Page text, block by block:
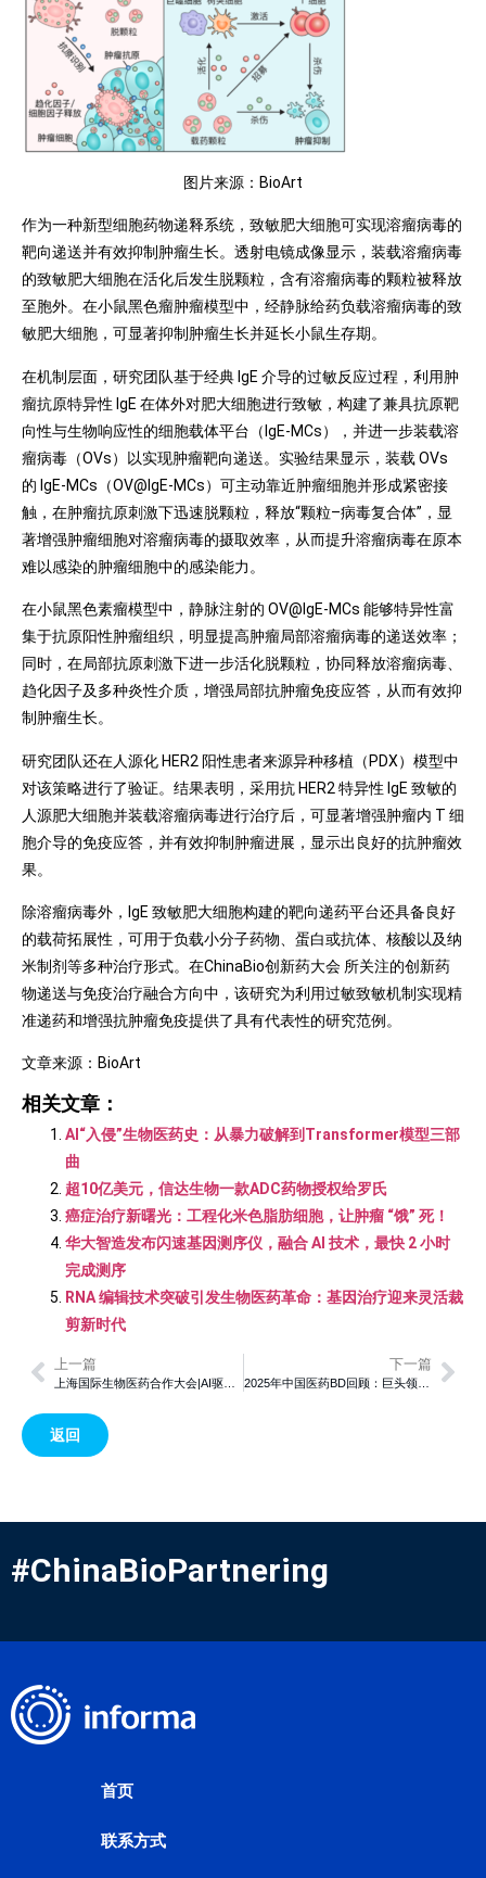
图片来源：BioArt
作为一种新型细胞药物递释系统，致敏肥大细胞可实现溶瘤病毒的
靶向递送并有效抑制肿瘤生长。透射电镜成像显示，装载溶瘤病毒
的致敏肥大细胞在活化后发生脱颗粒，含有溶瘤病毒的颗粒被释放
至胞外。在小鼠黑色瘤肿瘤模型中，经静脉给药负载溶瘤病毒的致
敏肥大细胞，可显著抑制肿瘤生长并延长小鼠生存期。
在机制层面，研究团队基于经典 IgE 介导的过敏反应过程，利用肿
瘤抗原特异性 IgE 在体外对肥大细胞进行致敏，构建了兼具抗原靶
向性与生物响应性的细胞载体平台（IgE-MCs），并进一步装载溶
瘤病毒（OVs）以实现肿瘤靶向递送。实验结果显示，装载 OVs
的 IgE-MCs（OV@IgE-MCs）可主动靠近肿瘤细胞并形成紧密接
触，在肿瘤抗原刺激下迅速脱颗粒，释放“颗粒–病毒复合体”，显
著增强肿瘤细胞对溶瘤病毒的摄取效率，从而提升溶瘤病毒在原本
难以感染的肿瘤细胞中的感染能力。
在小鼠黑色素瘤模型中，静脉注射的 OV@IgE-MCs 能够特异性富
集于抗原阳性肿瘤组织，明显提高肿瘤局部溶瘤病毒的递送效率；
同时，在局部抗原刺激下进一步活化脱颗粒，协同释放溶瘤病毒、
趋化因子及多种炎性介质，增强局部抗肿瘤免疫应答，从而有效抑
制肿瘤生长。
研究团队还在人源化 HER2 阳性患者来源异种移植（PDX）模型中
对该策略进行了验证。结果表明，采用抗 HER2 特异性 IgE 致敏的
人源肥大细胞并装载溶瘤病毒进行治疗后，可显著增强肿瘤内 T 细
胞介导的免疫应答，并有效抑制肿瘤进展，显示出良好的抗肿瘤效
果。
除溶瘤病毒外，IgE 致敏肥大细胞构建的靶向递药平台还具备良好
的载荷拓展性，可用于负载小分子药物、蛋白或抗体、核酸以及纳
米制剂等多种治疗形式。在ChinaBio创新药大会 所关注的创新药
物递送与免疫治疗融合方向中，该研究为利用过敏致敏机制实现精
准递药和增强抗肿瘤免疫提供了具有代表性的研究范例。
文章来源：BioArt
相关文章：
AI“入侵”生物医药史：从暴力破解到Transformer模型三部
曲
超10亿美元，信达生物一款ADC药物授权给罗氏
癌症治疗新曙光：工程化米色脂肪细胞，让肿瘤 “饿” 死！
华大智造发布闪速基因测序仪，融合 AI 技术，最快 2 小时
完成测序
RNA 编辑技术突破引发生物医药革命：基因治疗迎来灵活裁
剪新时代
上一篇 下一篇
2025年中国医药BD回顾：巨头领航，新锐破浪，出海潮驶入深水区
返回
#ChinaBioPartnering
首页
联系方式